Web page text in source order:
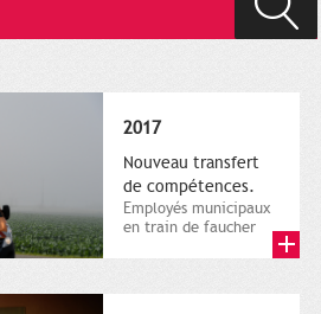
2017
Nouveau transfert
de compétences.
Employés municipaux
en train de faucher